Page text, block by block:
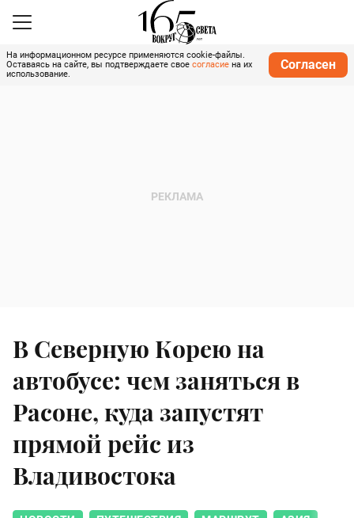
На информационном ресурсе применяются cookie-файлы.
Оставаясь на сайте, вы подтверждаете свое согласие на их
использование.
Согласен
В Северную Корею на
автобусе: чем заняться в
Расоне, куда запустят
прямой рейс из
Владивостока